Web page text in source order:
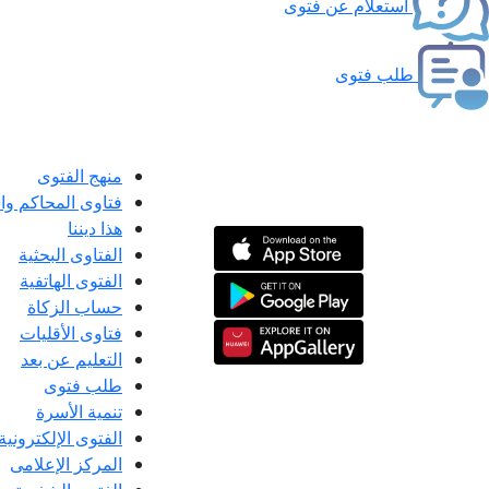
استعلام عن فتوى
طلب فتوى
منهج الفتوى
فتاوى المحاكم
هذا ديننا
الفتاوى البحثية
الفتوى الهاتفية
حساب الزكاة
فتاوى الأقليات
التعليم عن بعد
طلب فتوى
تنمية الأسرة
الفتوى الإلكترونية
المركز الإعلامى